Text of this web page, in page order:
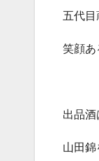
五代
笑顔あ
出品
山田錦